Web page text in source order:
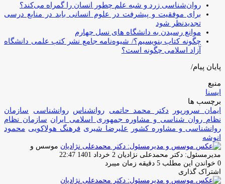
روان‌شناسی زرد و شبه علم چطور انسان را گمراه می‌کند؟
برای موفقیت و پیشرفت در علوم انسانی باید در منابع درسی
تجدیدنظر شود
موانع رسیدن به دانشگاه های نسل چهارم
چگونه کتاب بنویسیم؟/ شیوه‌نامه جامع نشر کتب علمی دانشگاه
آزاد اسلامی چگونه است؟
پایان پیام/
منبع
ایسنا
برچسب ها
ایمان سرورپور
دکتر محمد حاتمی روانشناس روانشناسی
سازمان
نظام روان شناسی و مشاوره جمهوری اسلامی ایران سازمان نظام
روانشناسی و مشاوره کشور
علیرضا شیری فرهنگ هولاکویی محمود
انوشه
موسس و
مدیرمسئول: دکتر محمدعلی نژادیان ارسال
ایمیل
2 خرداد 1401 22:47
0 خواندن این مطلب 5 دقیقه زمان میبرد
اشتراک گذاری
فیس
توئیتر
لینکدین
واتس
تلگرام
اشتراک
چاپ